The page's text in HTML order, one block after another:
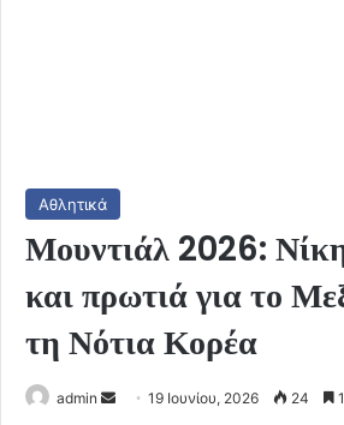
Αθλητικά
Μουντιάλ 2026:
και πρωτιά για το
τη Νότια Κορέα
admin
Send19 Ιουνίου, 2026 24